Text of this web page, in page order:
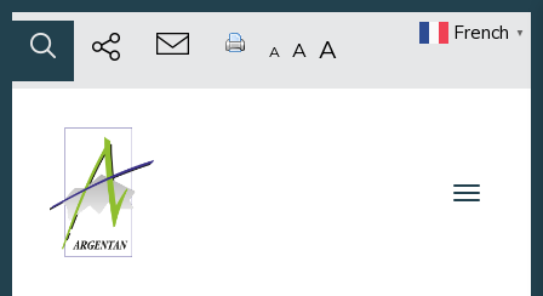
A A A
French ▼
Toggle